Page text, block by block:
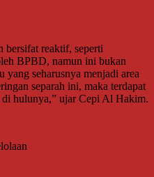
bersifat reaktif, seperti
BPBD, namun ini bukan
yang seharusnya menjadi area
separah ini, maka terdapat
hulunya,” ujar Cepi Al Hakim.